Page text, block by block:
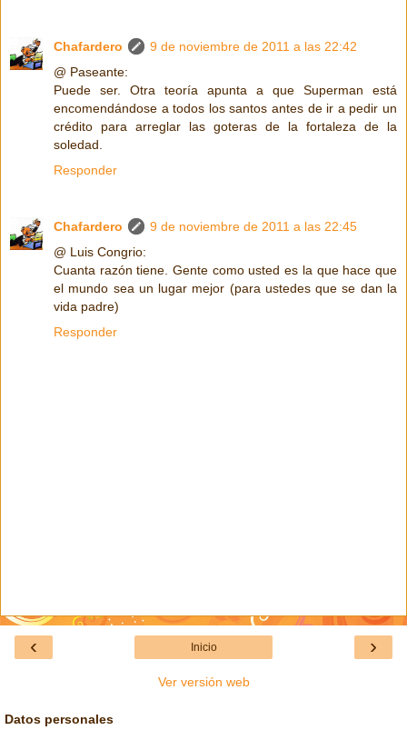
Chafardero
9 de noviembre de 2011 a las 22:42
@ Paseante:
Puede ser. Otra teoría apunta a que Superman está
encomendándose a todos los santos antes de ir a pedir un
crédito para arreglar las goteras de la fortaleza de la
soledad.
Responder
Chafardero
9 de noviembre de 2011 a las 22:45
@ Luis Congrio:
Cuanta razón tiene. Gente como usted es la que hace que
el mundo sea un lugar mejor (para ustedes que se dan la
vida padre)
Responder
‹ ›
Inicio
Ver versión web
Datos personales